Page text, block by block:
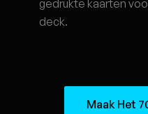
gedrukte kaarten
deck.
Maak Het